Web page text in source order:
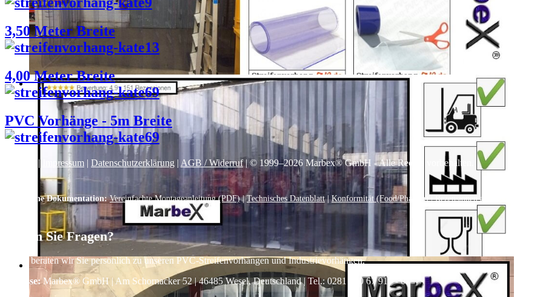
3,50 Meter Breite
4,00 Meter Breite
PVC Vorhänge - 5m Breite
| Impressum | Datenschutzerklärung | AGB / Widerruf| © 1999–2026 Marbex® GmbH - Alle Rechte vorbehalten.
Technische Dokumentation: Vereinfachte Montageanleitung (PDF)|Technisches Datenblatt|Konformität (Food/Pharma)|Rezensionen auf Google ansehen
Haben Sie Fragen?
Gerne beraten wir Sie persönlich zu unseren PVC-Streifenvorhängen und Industrievorhängen.
Adresse:Marbex® GmbH | Am Schornacker 52 | 46485 Wesel, Deutschland | Tel.: 0281 / 20 67 917 - 0